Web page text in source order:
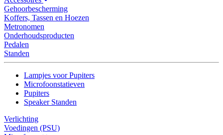
Gehoorbescherming
Koffers, Tassen en Hoezen
Metronomen
Onderhoudsproducten
Pedalen
Standen
Lampjes voor Pupiters
Microfoonstatieven
Pupiters
Speaker Standen
Verlichting
Voedingen (PSU)